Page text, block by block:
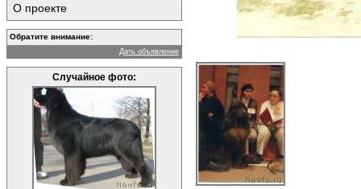
О проекте
Обратите внимание:
Дать объявление
Случайное фото: